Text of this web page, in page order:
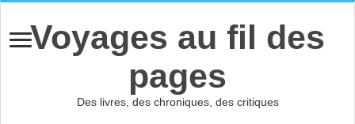
Voyages au fil des
pages
Des livres, des chroniques, des critiques